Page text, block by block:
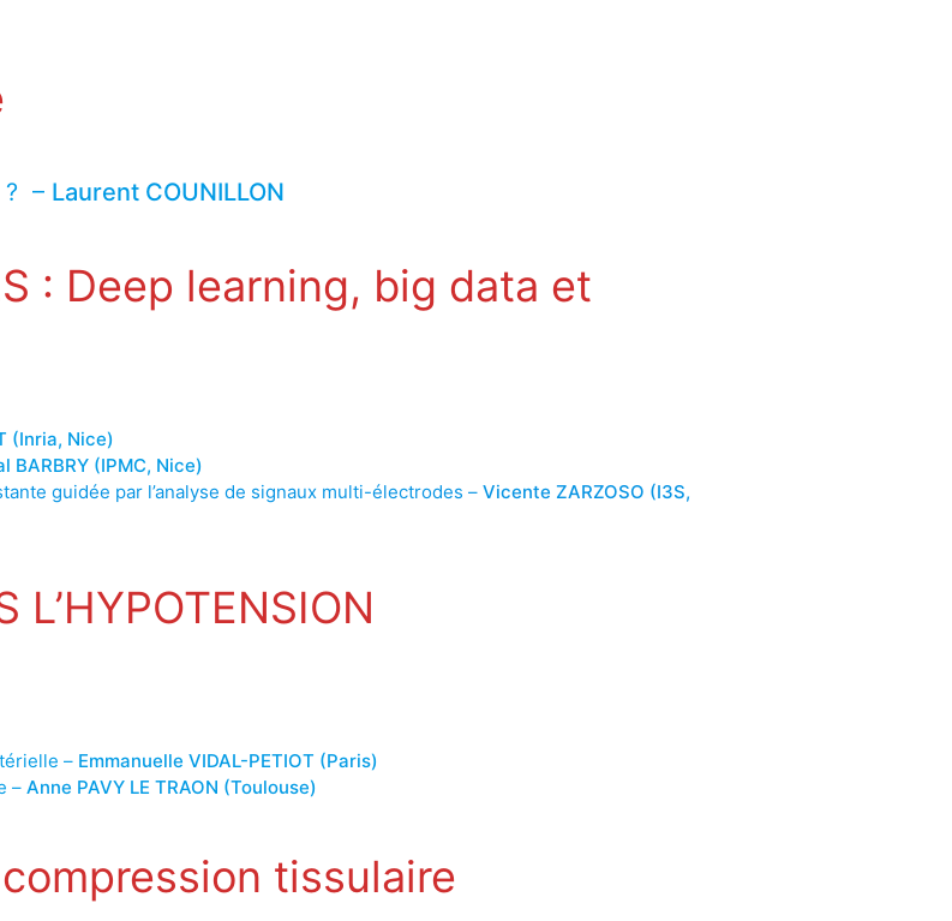
? – Laurent COUNILLON
: Deep learning, big data et
(Inria, Nice)
BARBRY (IPMC, Nice)
guidée par l’analyse de signaux multi-électrodes – Vicente ZARZOSO (I3S,
L’HYPOTENSION
– Emmanuelle VIDAL-PETIOT (Paris)
– Anne PAVY LE TRAON (Toulouse)
tissulaire